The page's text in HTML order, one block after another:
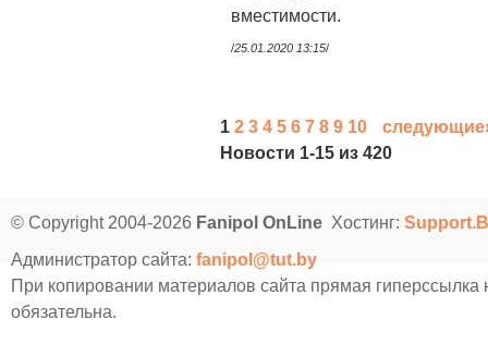
вместимости.
/25.01.2020 13:15/
12 3 4 5 6 7 8 9 10
Новости 1-15 из 420
© Copyright 2004-2026 Fanipol OnLine Хостинг:
Администратор сайта: fanipol@tut.by
При копировании материалов сайта прямая гиперссылка
обязательна.